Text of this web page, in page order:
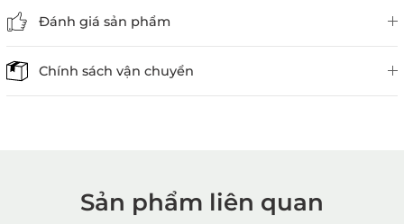
Đánh giá sản phẩm
Chính sách vận chuyển
1. Mua hàng trực tiếp tại VietGemstones
Sản phẩm liên quan